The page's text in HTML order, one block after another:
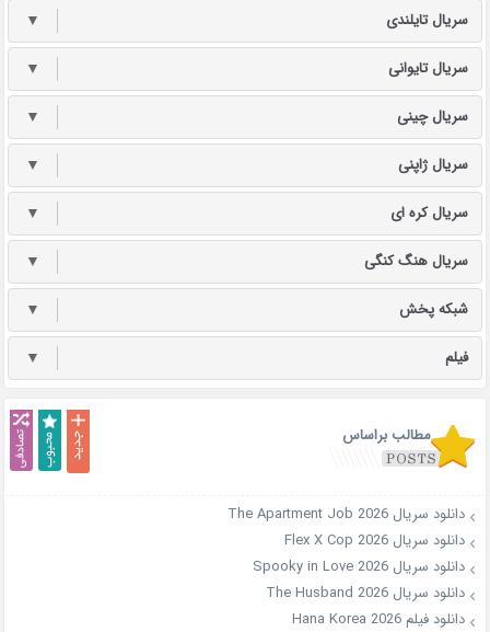
سریال تایلندی ▼
سریال تایوانی ▼
سریال چینی ▼
سریال ژاپنی ▼
سریال کره ای ▼
سریال هنگ کنگی ▼
شبکه پخش ▼
فیلم ▼
مطالب براساس
دانلود سریال The Apartment Job 2026
دانلود سریال Flex X Cop 2026
دانلود سریال Spooky in Love 2026
دانلود سریال The Husband 2026
دانلود فیلم Hana Korea 2026